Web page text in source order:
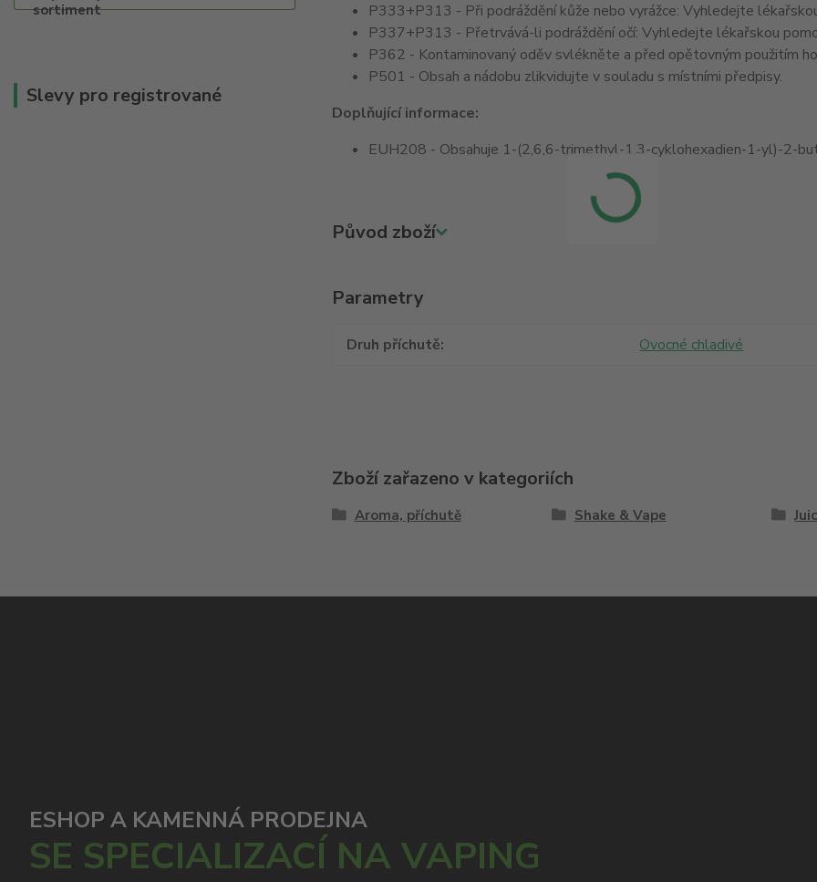
Slevy pro registrované
P333+P313 - Při podráždění kůže nebo vyrážce: Vyhledejte
P337+P313 - Přetrvává-li podráždění očí: Vyhledejte lékařskou
P362 - Kontaminovaný oděv svlékněte a před opětovným použitím
P501 - Obsah a nádobu zlikvidujte v souladu s místními předpisy.
Doplňující informace:
EUH208 - Obsahuje 1-(2,6,6-trimethyl-1,3-cyklohexadien-1-yl)-2-
Původ zboží
Parametry
Druh příchutě Ovocné chladivé
Zboží zařazeno v kategoriích
Aroma, příchutě Shake & Vape
ESHOP A KAMENNÁ PRODEJNA
SE SPECIALIZACÍ NA VAPING